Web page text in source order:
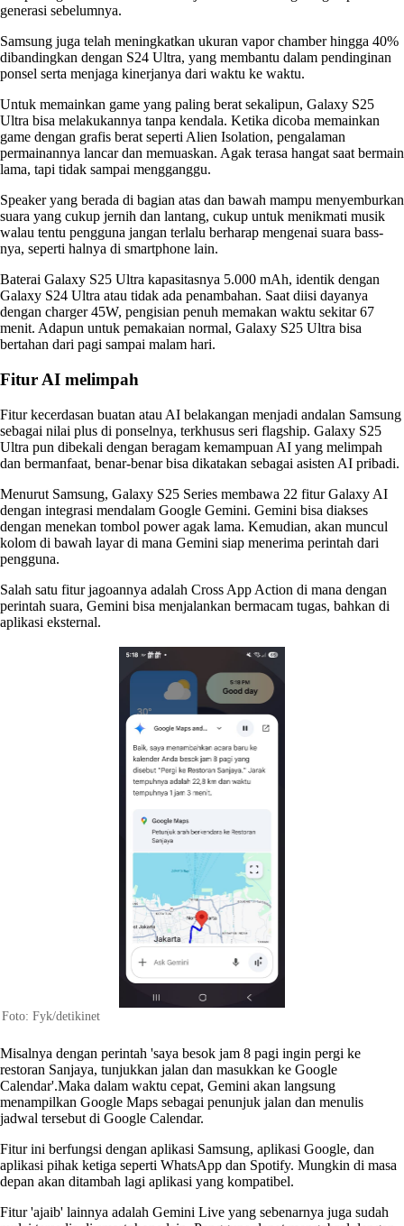
generasi sebelumnya.
Samsung juga telah meningkatkan ukuran vapor chamber hingga 40%
dibandingkan dengan S24 Ultra, yang membantu dalam pendinginan
ponsel serta menjaga kinerjanya dari waktu ke waktu.
Untuk memainkan game yang paling berat sekalipun, Galaxy S25
Ultra bisa melakukannya tanpa kendala. Ketika dicoba memainkan
game dengan grafis berat seperti Alien Isolation, pengalaman
permainannya lancar dan memuaskan. Agak terasa hangat saat bermain
lama, tapi tidak sampai mengganggu.
Speaker yang berada di bagian atas dan bawah mampu menyemburkan
suara yang cukup jernih dan lantang, cukup untuk menikmati musik
walau tentu pengguna jangan terlalu berharap mengenai suara bass-
nya, seperti halnya di smartphone lain.
Baterai Galaxy S25 Ultra kapasitasnya 5.000 mAh, identik dengan
Galaxy S24 Ultra atau tidak ada penambahan. Saat diisi dayanya
dengan charger 45W, pengisian penuh memakan waktu sekitar 67
menit. Adapun untuk pemakaian normal, Galaxy S25 Ultra bisa
bertahan dari pagi sampai malam hari.
Fitur AI melimpah
Fitur kecerdasan buatan atau AI belakangan menjadi andalan Samsung
sebagai nilai plus di ponselnya, terkhusus seri flagship. Galaxy S25
Ultra pun dibekali dengan beragam kemampuan AI yang melimpah
dan bermanfaat, benar-benar bisa dikatakan sebagai asisten AI pribadi.
Menurut Samsung, Galaxy S25 Series membawa 22 fitur Galaxy AI
dengan integrasi mendalam Google Gemini. Gemini bisa diakses
dengan menekan tombol power agak lama. Kemudian, akan muncul
kolom di bawah layar di mana Gemini siap menerima perintah dari
pengguna.
Salah satu fitur jagoannya adalah Cross App Action di mana dengan
perintah suara, Gemini bisa menjalankan bermacam tugas, bahkan di
aplikasi eksternal.
Foto: Fyk/detikinet
Misalnya dengan perintah 'saya besok jam 8 pagi ingin pergi ke
restoran Sanjaya, tunjukkan jalan dan masukkan ke Google
Calendar'.Maka dalam waktu cepat, Gemini akan langsung
menampilkan Google Maps sebagai penunjuk jalan dan menulis
jadwal tersebut di Google Calendar.
Fitur ini berfungsi dengan aplikasi Samsung, aplikasi Google, dan
aplikasi pihak ketiga seperti WhatsApp dan Spotify. Mungkin di masa
depan akan ditambah lagi aplikasi yang kompatibel.
Fitur 'ajaib' lainnya adalah Gemini Live yang sebenarnya juga sudah